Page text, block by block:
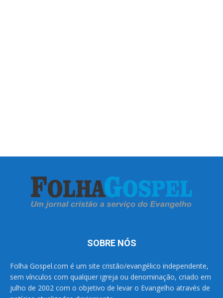
SOBRE NÓS
Folha Gospel.com é um site cristão/evangélico independente,
sem vínculos com qualquer igreja ou denominação, criado em
julho de 2002 com o objetivo de levar o Evangelho através de